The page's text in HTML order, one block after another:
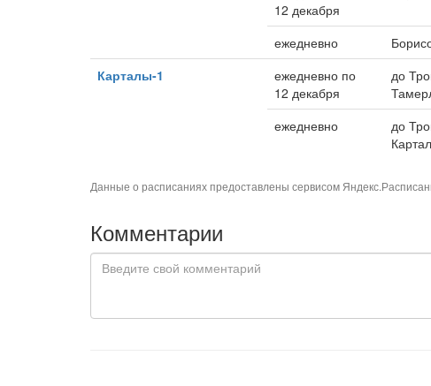
12 декабря
ежедневно
Карталы-1
ежедневно по
12 декабря
до
ежедневно
до
Данные о расписаниях предоставлены сервисом
Комментарии